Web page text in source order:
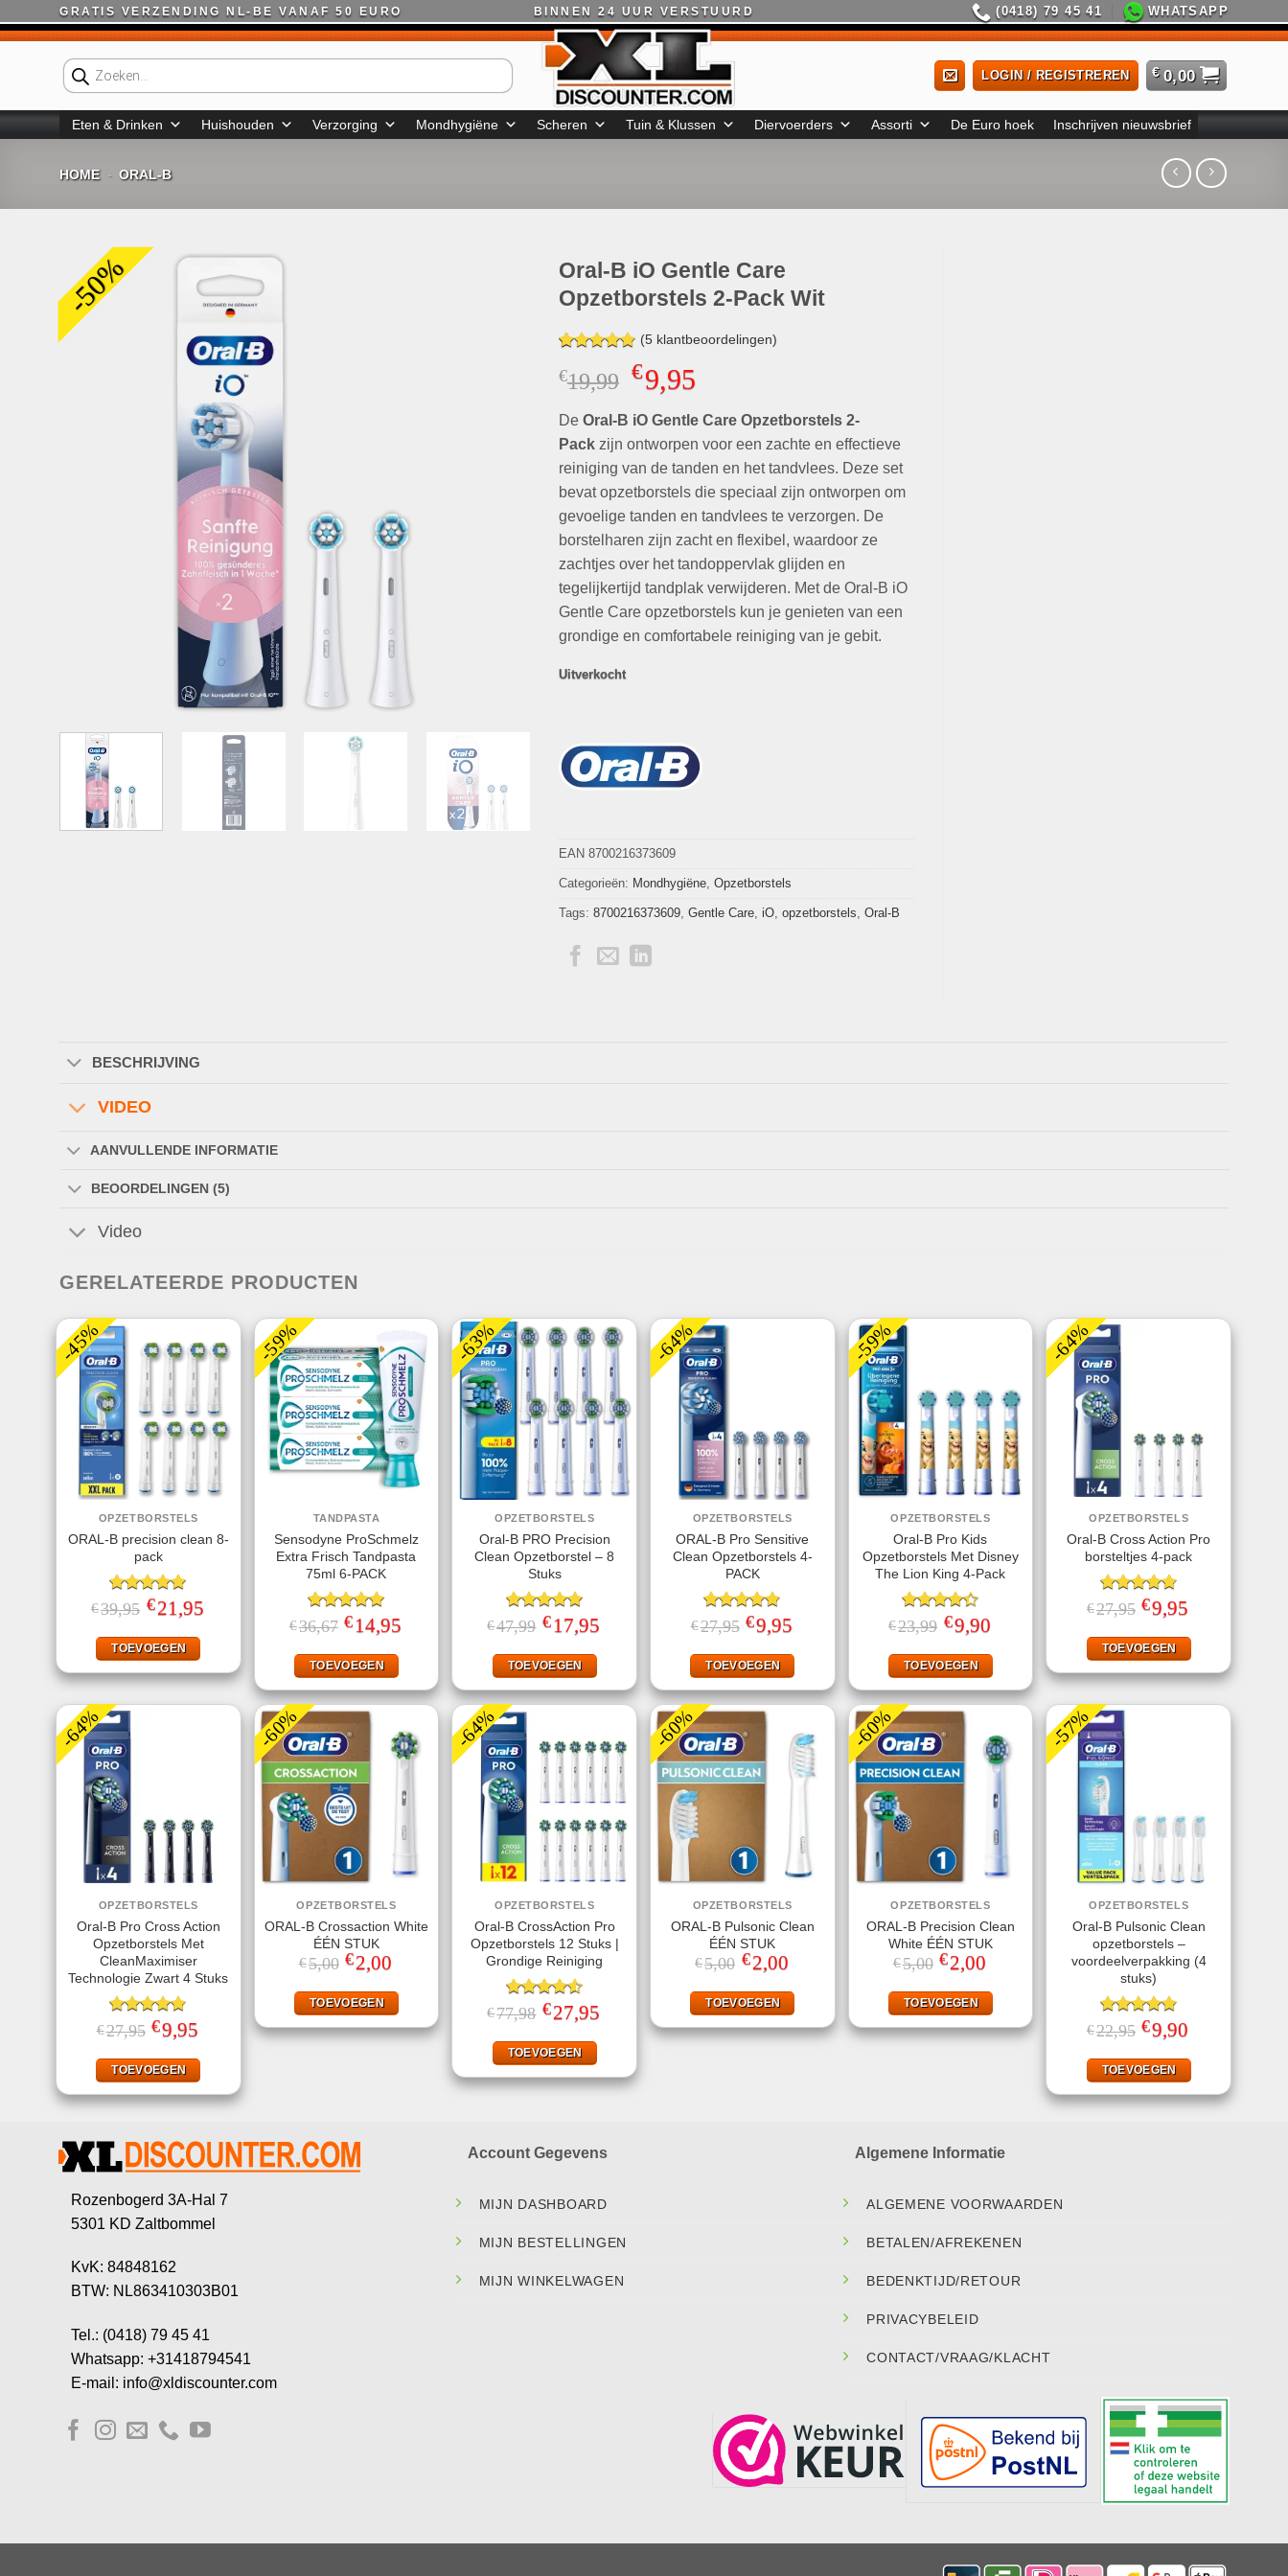
naar
GRATIS VERZENDING NL-BE VANAF 50 EURO BINNEN 24 UUR VERSTUURD (0418) 79 45 41 WHATSAPP
Producten
zoeken
LOGIN / REGISTREREN € 0,00
Eten & Drinken Huishouden Verzorging Mondhygiëne Scheren Tuin & Klussen Diervoerders Assorti De Euro hoek Inschrijven nieuwsbrief
HOME - ORAL-B
-50%
Oral-B iO Gentle Care
Opzetborstels 2-Pack Wit
Gewaardeerd
4.75op 5
gebaseerd
waarderingen
(5klantbeoordelingen)
€19,99 Oorspronkelijke
prijs
was:
€19,99.
€9,95Huidige
is:
€9,95.
De Oral-B iO Gentle Care Opzetborstels 2-
Pack zijn ontworpen voor een zachte en effectieve
reiniging van de tanden en het tandvlees. Deze set
bevat opzetborstels die speciaal zijn ontworpen om
gevoelige tanden en tandvlees te verzorgen. De
borstelharen zijn zacht en flexibel, waardoor ze
zachtjes over het tandoppervlak glijden en
tegelijkertijd tandplak verwijderen. Met de Oral-B iO
Gentle Care opzetborstels kun je genieten van een
grondige en comfortabele reiniging van je gebit.
Uitverkocht
EAN 8700216373609
Categorieën: Mondhygiëne, Opzetborstels
Tags: 8700216373609, Gentle Care, iO, opzetborstels, Oral-B
BESCHRIJVING
VIDEO
AANVULLENDE INFORMATIE
BEOORDELINGEN (5)
Video
GERELATEERDE PRODUCTEN
-45%
OPZETBORSTELS
ORAL-B precision clean 8-
pack
Gewaardeerd
4.91uit 5
€39,95 Oorspronkelijke
prijs
€39,95.
€21,95prijs
TOEVOEGEN
-59%
TANDPASTA
Sensodyne ProSchmelz
Extra Frisch Tandpasta
75ml 6-PACK
Gewaardeerd
5.00 uit 5
€36,67 Oorspronkelijke
prijs
€36,67.
€ 14,95
TOEVOEGEN
-63%
OPZETBORSTELS
Oral-B PRO Precision
Clean Opzetborstel – 8
Stuks
Gewaardeerd
5.00uit 5
€47,99 Oorspronkelijke
prijs
€47,99.
€ 17,95prijs
TOEVOEGEN
-64%
OPZETBORSTELS
ORAL-B Pro Sensitive
Clean Opzetborstels 4-
PACK
Gewaardeerd
4.75 uit 5
€27,95 Oorspronkelijke
prijs
€27,95.
€9,95
€9,95.
TOEVOEGEN
-59%
OPZETBORSTELS
Oral-B Pro Kids
Opzetborstels Met Disney
The Lion King 4-Pack
Gewaardeerd
4.33 uit 5
€23,99 Oorspronkelijke
prijs
€23,99.
€9,90Huidige
€9,90.
TOEVOEGEN
-64%
OPZETBORSTELS
Oral-B Cross Action Pro
borsteltjes 4-pack
Gewaardeerd
4.75 uit 5
€27,95 Oorspronkelijke
prijs
€27,95.
€9,95
€9,95.
TOEVOEGEN
-64%
OPZETBORSTELS
Oral-B Pro Cross Action
Opzetborstels Met
CleanMaximiser
Technologie Zwart 4 Stuks
Gewaardeerd
4.75uit 5
€27,95 Oorspronkelijke
prijs
€27,95.
€9,95
€9,95.
TOEVOEGEN
-60%
OPZETBORSTELS
ORAL-B Crossaction White
ÉÉN STUK
€5,00 Oorspronkelijke
prijs
€5,00.
€2,00
€2,00.
TOEVOEGEN
-64%
OPZETBORSTELS
Oral-B CrossAction Pro
Opzetborstels 12 Stuks |
Grondige Reiniging
Gewaardeerd
4.50uit 5
€77,98 Oorspronkelijke
prijs
€77,98.
€27,95prijs
TOEVOEGEN
-60%
OPZETBORSTELS
ORAL-B Pulsonic Clean
ÉÉN STUK
€5,00 Oorspronkelijke
prijs
€5,00.
€2,00Huidige
prijs
€2,00.
TOEVOEGEN
-60%
OPZETBORSTELS
ORAL-B Precision Clean
White ÉÉN STUK
€5,00 Oorspronkelijke
prijs
€5,00.
€2,00
€2,00.
TOEVOEGEN
-57%
OPZETBORSTELS
Oral-B Pulsonic Clean
opzetborstels –
voordeelverpakking (4
stuks)
Gewaardeerd
4.87uit 5
€22,95 Oorspronkelijke
prijs
€22,95.
€9,90
€9,90.
TOEVOEGEN
Rozenbogerd 3A-Hal 7
5301 KD Zaltbommel
KvK: 84848162
BTW: NL863410303B01
Tel.: (0418) 79 45 41
Whatsapp: +31418794541
E-mail: info@xldiscounter.com
Account Gegevens
MIJN DASHBOARD
MIJN BESTELLINGEN
MIJN WINKELWAGEN
Algemene Informatie
ALGEMENE VOORWAARDEN
BETALEN/AFREKENEN
BEDENKTIJD/RETOUR
PRIVACYBELEID
CONTACT/VRAAG/KLACHT